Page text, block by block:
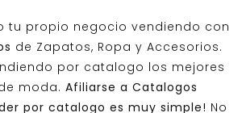
tu propio negocio vendiendo con
de Zapatos, Ropa y Accesorios.
por catalogo los mejores
moda. Afiliarse a Catalogos
por catalogo es muy simple! No